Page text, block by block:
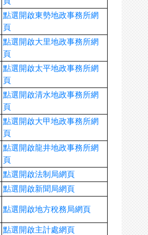
點選開啟東勢地政事務所網
頁
點選開啟大里地政事務所網
頁
點選開啟太平地政事務所網
頁
點選開啟清水地政事務所網
頁
點選開啟大甲地政事務所網
頁
點選開啟龍井地政事務所網
頁
點選開啟法制局網頁
點選開啟新聞局網頁
點選開啟地方稅務局網頁
點選開啟主計處網頁